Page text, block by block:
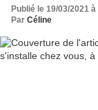
Publié le 19/03/2021
Par Céline